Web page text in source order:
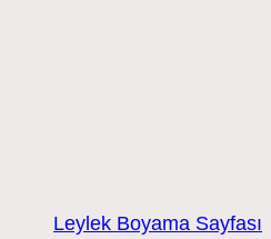
Leylek Boyama Sayfası